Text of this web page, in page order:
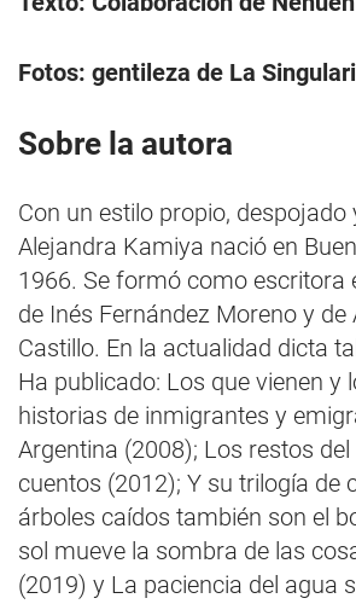
Fotos: gentileza de La
Sobre la autora
Con un estilo propio, despojado
Alejandra Kamiya nació en
1966. Se formó como escritora
de Inés Fernández Moreno y de
Castillo. En la actualidad dicta
Ha publicado: Los que vienen y
historias de inmigrantes y
Argentina (2008); Los restos
cuentos (2012); Y su trilogía de
árboles caídos también son el
sol mueve la sombra de las
(2019) y La paciencia del agua